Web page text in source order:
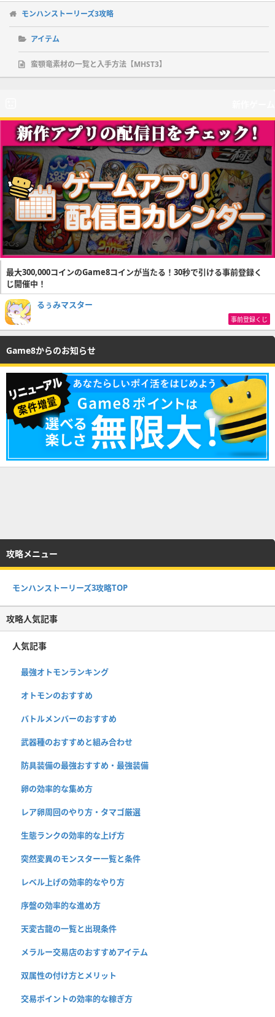
モンハンストーリーズ3攻略
アイテム
蛮顎竜素材の一覧と入手方法【MHST3】
最大300,000コインのGame8コインが当たる！30秒で引ける事前登録く
じ開催中！
るぅみマスター
事前登録くじ
Game8からのお知らせ
攻略メニュー
モンハンストーリーズ3攻略TOP
攻略人気記事
人気記事
最強オトモンランキング
オトモンのおすすめ
バトルメンバーのおすすめ
武器種のおすすめと組み合わせ
防具装備の最強おすすめ・最強装備
卵の効率的な集め方
レア卵周回のやり方・タマゴ厳選
生態ランクの効率的な上げ方
突然変異のモンスター一覧と条件
レベル上げの効率的なやり方
序盤の効率的な進め方
天変古龍の一覧と出現条件
メラルー交易店のおすすめアイテム
双属性の付け方とメリット
交易ポイントの効率的な稼ぎ方